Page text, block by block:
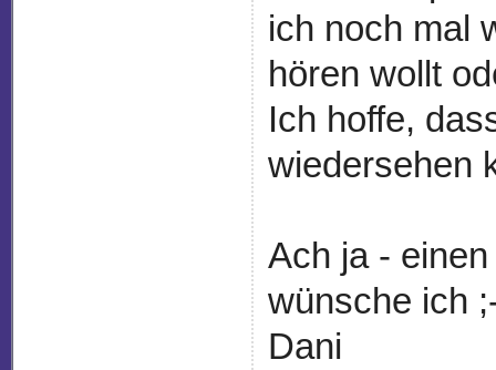
ich noch mal
hören wollt
Ich hoffe,
wiedersehen
Ach ja -
wünsche ich
Dani